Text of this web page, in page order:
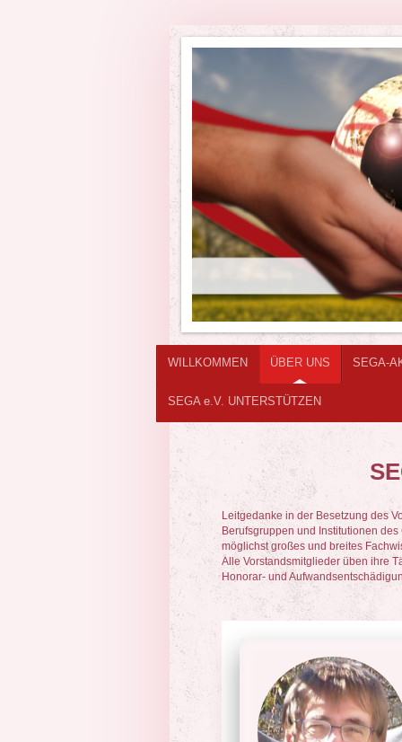
WILLKOMMEN ÜBER UNS SEGA-
SEGA e.V. UNTERSTÜTZEN
Leitgedanke in der Besetzung des
Berufsgruppen und Institutionen
möglichst großes und breites
Alle Vorstandsmitglieder üben ihre
Honorar- und